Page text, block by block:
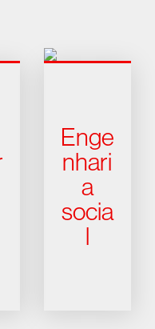
Enge
nhari
a
socia
l